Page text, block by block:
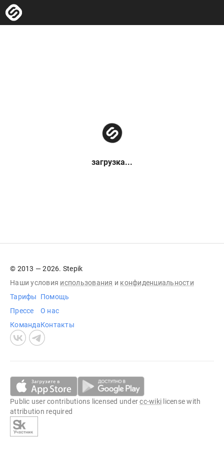
загрузка...
© 2013 — 2026. Stepik
Наши условия использования и конфиденциальности
Тарифы
Прессе
Команда
Помощь
О нас
Контакты
Public user contributions licensed undercc-wiki license with
attribution required